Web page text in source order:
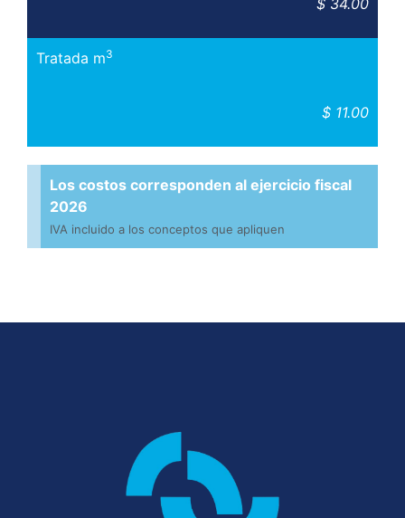
Tratada m3
$ 11.00
Los costos corresponden al ejercicio fiscal
2026
IVA incluido a los conceptos que apliquen